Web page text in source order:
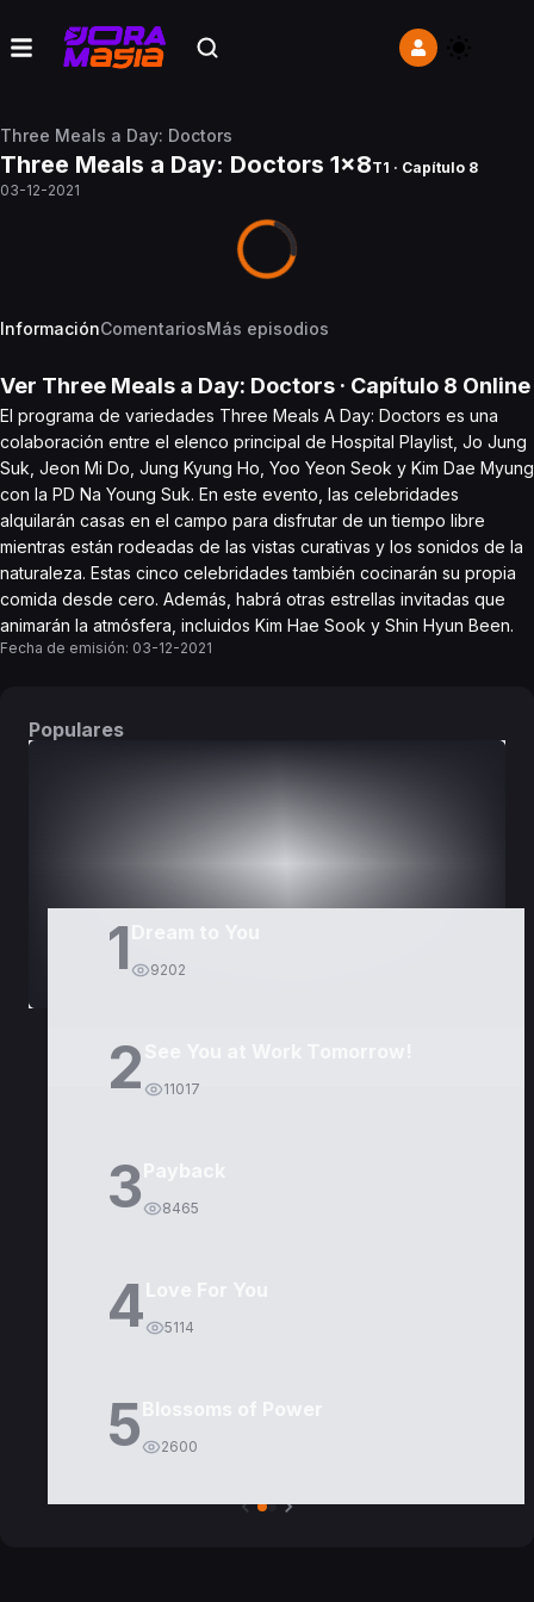
Three Meals a Day: Doctors
Three Meals a Day: Doctors 1x8T1 · Capítulo 8
03-12-2021
InformaciónComentariosMás episodios
Ver Three Meals a Day: Doctors · Capítulo 8 Online
El programa de variedades Three Meals A Day: Doctors es una
colaboración entre el elenco principal de Hospital Playlist, Jo Jung
Suk, Jeon Mi Do, Jung Kyung Ho, Yoo Yeon Seok y Kim Dae Myung
con la PD Na Young Suk. En este evento, las celebridades
alquilarán casas en el campo para disfrutar de un tiempo libre
mientras están rodeadas de las vistas curativas y los sonidos de la
naturaleza. Estas cinco celebridades también cocinarán su propia
comida desde cero. Además, habrá otras estrellas invitadas que
animarán la atmósfera, incluidos Kim Hae Sook y Shin Hyun Been.
Fecha de emisión: 03-12-2021
Populares
1 9202
2 11017
3 8465
4 5114
5 2600